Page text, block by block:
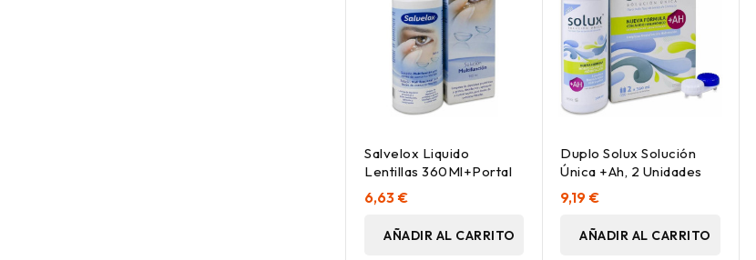
Salvelox Liquido
Lentillas 360Ml+Portal
6,63 €
AÑADIR AL CARRITO
Duplo Solux Solución
Única +Ah, 2 Unidades
9,19 €
AÑADIR AL CARRITO